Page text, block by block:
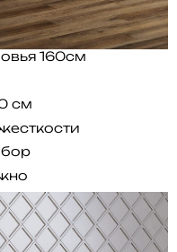
160см
см